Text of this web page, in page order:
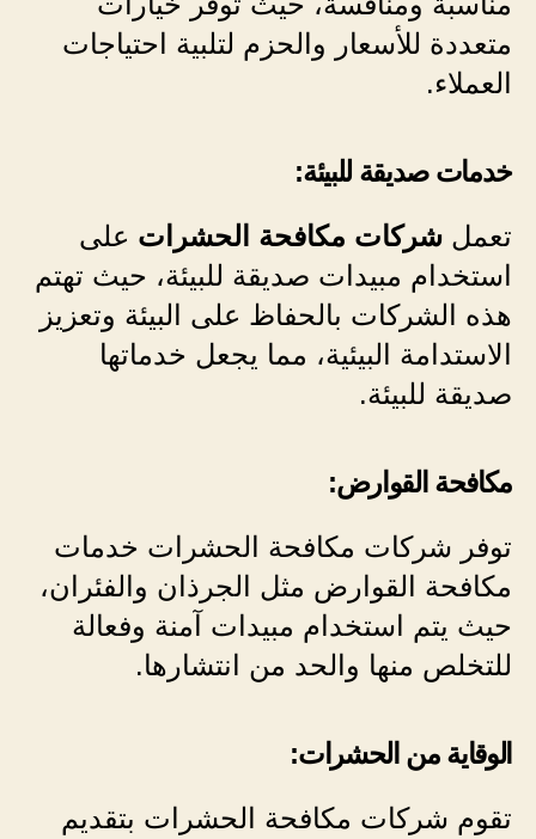
متعددة للأسعار والحزم لتلبية احتياجات
العملاء.
خدمات صديقة للبيئة:
تعمل شركات مكافحة الحشرات على
استخدام مبيدات صديقة للبيئة، حيث تهتم
هذه الشركات بالحفاظ على البيئة وتعزيز
الاستدامة البيئية، مما يجعل خدماتها
صديقة للبيئة.
مكافحة القوارض:
توفر شركات مكافحة الحشرات خدمات
مكافحة القوارض مثل الجرذان والفئران،
حيث يتم استخدام مبيدات آمنة وفعالة
للتخلص منها والحد من انتشارها.
الوقاية من الحشرات:
تقوم شركات مكافحة الحشرات بتقديم